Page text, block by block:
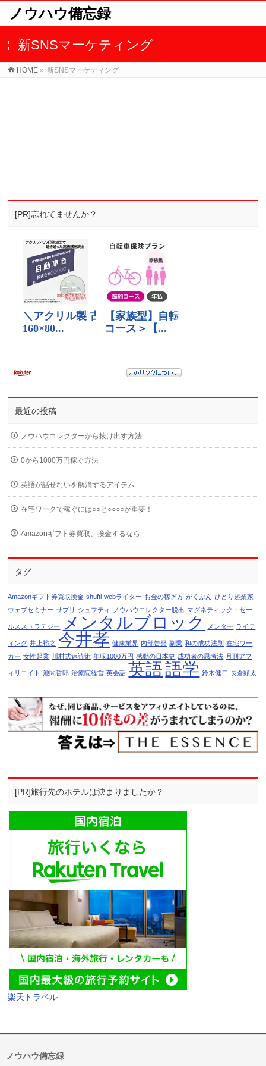
ノウハウ備忘録
新SNSマーケティング
HOME » 新SNSマーケティング
[PR]忘れてませんか？
最近の投稿
ノウハウコレクターから抜け出す方法
0から1000万円稼ぐ方法
英語が話せないを解消するアイテム
在宅ワークで稼ぐには○○と○○○○が重要！
Amazonギフト券買取、換金するなら
タグ
Amazonギフト券買取換金 shufti webライター お金の稼ぎ方 がくぶん ひとり起業家
ウェブセミナー サプリ シュフティ ノウハウコレクター脱出 マグネティック・セー
ルスストラテジー メンタルブロック メンター ライテ
ィング 井上裕之 今井孝 健康業界 内部告発 副業 和の成功法則 在宅ワー
カー 女性起業 川村式速読術 年収1000万円 感動の日本史 成功者の思考法 月刊アフ
ィリエイト 池間哲郎 治療院経営 英会話 英語語学 鈴木健二 長倉顕太
[PR]旅行先のホテルは決まりましたか？
楽天トラベル
ノウハウ備忘録